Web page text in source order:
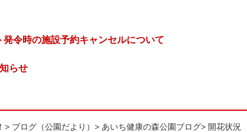
令時の施設予約キャンセルについて
らせ
ブログ（公園だより） あいち健康の森公園ブログ 開花状況